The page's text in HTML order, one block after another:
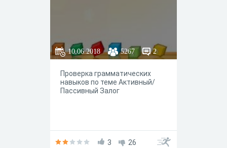
10.06.2018 5267 2
Проверка грамматических
навыков по теме Активный/
Пассивный Залог
3 26